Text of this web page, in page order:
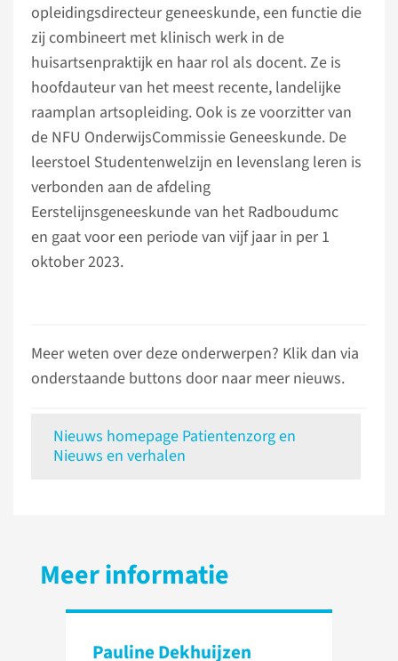
opleidingsdirecteur geneeskunde, een functie die
zij combineert met klinisch werk in de
huisartsenpraktijk en haar rol als docent. Ze is
hoofdauteur van het meest recente, landelijke
raamplan artsopleiding. Ook is ze voorzitter van
de NFU OnderwijsCommissie Geneeskunde. De
leerstoel Studentenwelzijn en levenslang leren is
verbonden aan de afdeling
Eerstelijnsgeneeskunde van het Radboudumc
en gaat voor een periode van vijf jaar in per 1
oktober 2023.
Meer weten over deze onderwerpen? Klik dan via
onderstaande buttons door naar meer nieuws.
Nieuws homepage Patientenzorg en
Nieuws en verhalen
Meer informatie
Pauline Dekhuijzen